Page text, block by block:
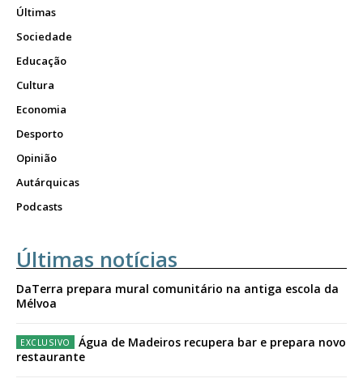
Últimas
Sociedade
Educação
Cultura
Economia
Desporto
Opinião
Autárquicas
Podcasts
Últimas notícias
DaTerra prepara mural comunitário na antiga escola da
Mélvoa
Água de Madeiros recupera bar e prepara novo
restaurante